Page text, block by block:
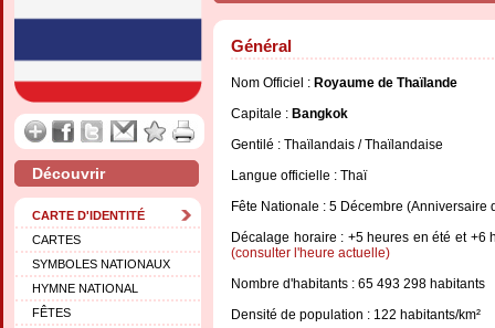
Découvrir
CARTE D'IDENTITÉ
CARTES
SYMBOLES NATIONAUX
HYMNE NATIONAL
FÊTES
Général
Nom Officiel : Royaume de Thaïlande
Capitale : Bangkok
Gentilé : Thaïlandais / Thaïlandaise
Langue officielle : Thaï
Fête Nationale : 5 Décembre (Anniversaire
Décalage horaire : +5 heures en été et +6
(consulter l'heure actuelle)
Nombre d'habitants : 65 493 298 habitants
Densité de population : 122 habitants/km²